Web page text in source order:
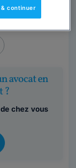
avocat en
?
chez vous
continuer